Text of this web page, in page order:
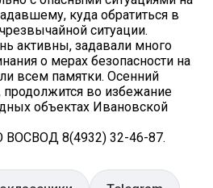
куда обратиться в
ситуации.
активны, задавали много
о мерах безопасности на
всем памятки. Осенний
во избежание
объектах Ивановской
8(4932) 32-46-87.